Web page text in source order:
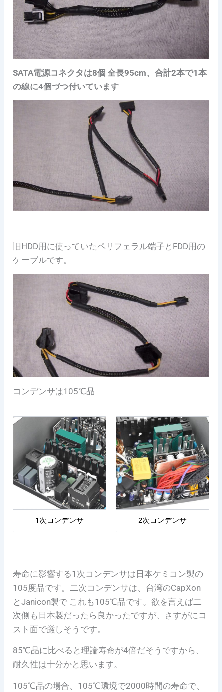
SATA電源コネクタは8個 全長95cm、合計2本で1本
の線に4個づつ付いています
旧HDD用に使っていたペリフェラル端子とFDD用の
ケーブルです。
コンデンサは105℃品
1次コンデンサ 2次コンデンサ
寿命に影響する1次コンデンサは日本ケミコン製の
105度品です。二次コンデンサは、台湾のCapXon
とJanicon製で これも105℃品です。欲を言えば二
次側も日本製だったら良かったですが、さすがにコ
スト面で厳しそうです。
85℃品に比べると理論寿命が4倍だそうですから、
耐久性は十分かと思います。
105℃品の場合、105℃環境で2000時間の寿命で、